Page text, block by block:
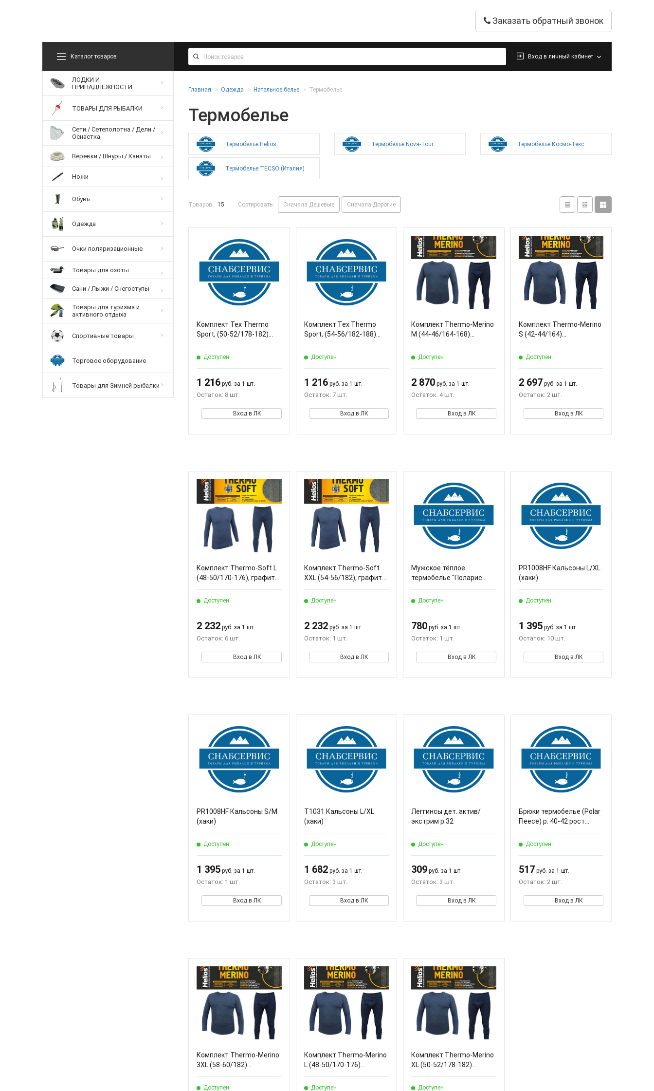
Заказать обратный звонок
Каталог товаров Вход в личный кабинет
ЛОДКИ И
ПРИНАДЛЕЖНОСТИ
ТОВАРЫ ДЛЯ РЫБАЛКИ
Сети / Сетеполотна / Дели /
Оснастка
Веревки / Шнуры / Канаты
Ножи
Обувь
Одежда
Очки поляризационные
Товары для охоты
Сани / Лыжи / Снегоступы
Товары для туризма и
активного отдыха
Спортивные товары
Торговое оборудование
Товары для Зимней рыбалки
Главная Одежда Нательное белье Термобелье
Термобелье
Термобелье Helios Термобелье Nova-Tour Термобелье Космо-Текс
Термобелье TECSO (Италия)
Товаров: 15 Сортировать: Сначала Дешевые Сначала Дорогие
Комплект Tex Thermo
Sport, (50-52/178-182)...
Доступен
1 216 руб. за 1 шт.
Остаток: 8 шт.
Вход в ЛК
Комплект Tex Thermo
Sport, (54-56/182-188)...
Доступен
1 216руб. за 1 шт.
Остаток: 7 шт.
Вход в ЛК
Комплект Thermo-Merino
M (44-46/164-168)...
Доступен
2 870 руб. за 1 шт.
Остаток: 4 шт.
Вход в ЛК
Комплект Thermo-Merino
S (42-44/164)...
Доступен
2 697 руб. за 1 шт.
Остаток: 2 шт.
Вход в ЛК
Комплект Thermo-Soft L
(48-50/170-176), графит...
Доступен
2 232 руб. за 1 шт.
Остаток: 6 шт.
Вход в ЛК
Комплект Thermo-Soft
XXL (54-56/182), графит...
Доступен
2 232руб. за 1 шт.
Остаток: 1 шт.
Вход в ЛК
Мужское тёплое
термобельё "Поларис...
Доступен
780 руб. за 1 шт.
Остаток: 1 шт.
Вход в ЛК
PR1008HF Кальсоны L/XL
(хаки)
Доступен
1 395руб. за 1 шт.
Остаток: 10 шт.
Вход в ЛК
PR1008HF Кальсоны S/M
(хаки)
Доступен
1 395 руб. за 1 шт.
Остаток: 1 шт.
Вход в ЛК
T1031 Кальсоны L/XL
(хаки)
Доступен
1 682руб. за 1 шт.
Остаток: 3 шт.
Вход в ЛК
Леггинсы дет. актив/
экстрим р.32
Доступен
309 руб. за 1 шт.
Остаток: 3 шт.
Вход в ЛК
Брюки термобелье (Polar
Fleece) р. 40-42 рост...
Доступен
517 руб. за 1 шт.
Остаток: 2 шт.
Вход в ЛК
Комплект Thermo-Merino
3XL (58-60/182)...
Доступен
Комплект Thermo-Merino
L (48-50/170-176)...
Доступен
Комплект Thermo-Merino
XL (50-52/178-182)...
Доступен